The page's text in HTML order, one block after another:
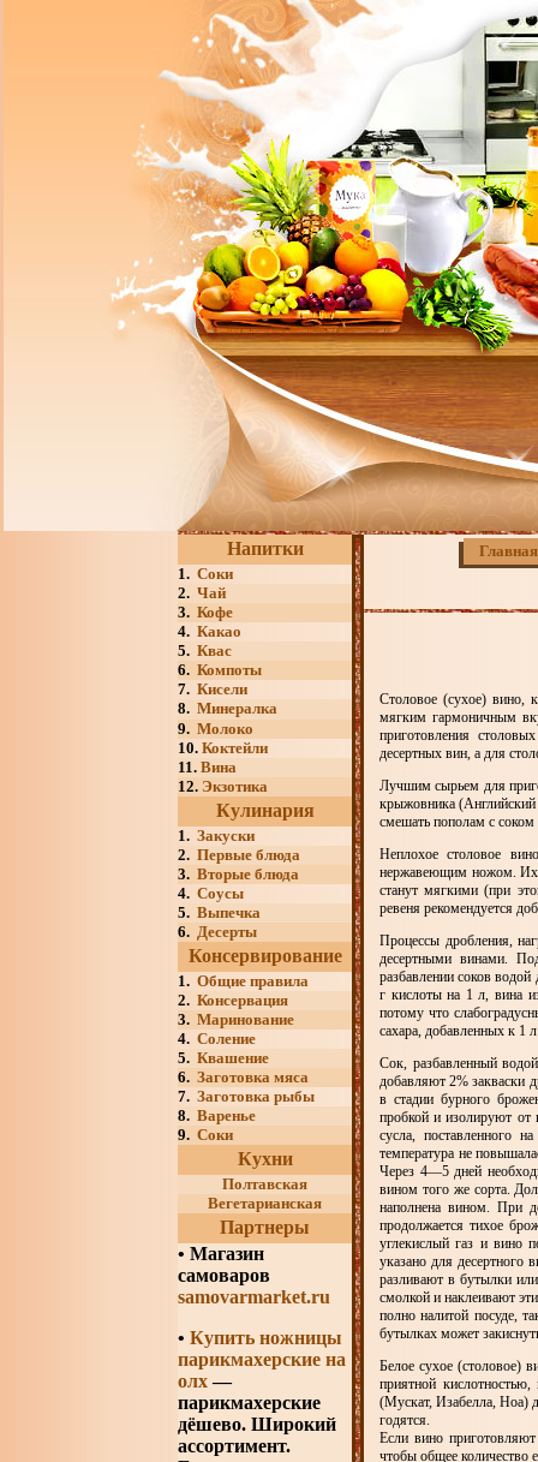
Напитки
1. Соки
2. Чай
3. Кофе
4. Какао
5. Квас
6. Компоты
7. Кисели
8. Минералка
9. Молоко
10. Коктейли
11. Вина
12. Экзотика
Кулинария
1. Закуски
2. Первые блюда
3. Вторые блюда
4. Соусы
5. Выпечка
6. Десерты
Консервирование
1. Общие правила
2. Консервация
3. Маринование
4. Соление
5. Квашение
6. Заготовка мяса
7. Заготовка рыбы
8. Варенье
9. Соки
Кухни
Полтавская
Вегетарианская
Партнеры
• Магазин
самоваров
samovarmarket.ru
• Купить ножницы
парикмахерские на
олх—
парикмахерские
дёшево. Широкий
ассортимент.
Главная
Столовое (сухое) вино,
мягким гармоничным
приготовления
десертных вин, а для
Лучшим сырьем для
крыжовника (Английский
смешать пополам с
Неплохое столовое
нержавеющим ножом. Их
станут мягкими (при
ревеня рекомендуется
Процессы дробления,
десертными винами.
разбавлении соков
г кислоты на 1 л, вина
потому что
сахара, добавленных к 1
Сок, разбавленный
добавляют 2% закваски
в стадии бурного
пробкой и изолируют от
сусла, поставленного
температура не
Через 4—5 дней
вином того же сорта.
наполнена вином. При
продолжается тихое
углекислый газ и вино
указано для десертного
разливают в бутылки
смолкой и наклеивают
полно налитой посуде,
бутылках может
Белое сухое (столовое)
приятной
(Мускат, Изабелла, Ноа)
годятся.
Если вино
чтобы общее количество